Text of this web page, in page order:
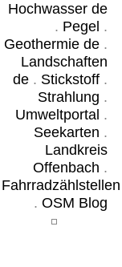
Hochwasser de
. Pegel .
Geothermie de.
Landschaften
de. Stickstoff.
Strahlung .
Umweltportal .
Seekarten .
Landkreis
Offenbach .
Fahrradzählstellen
. OSM Blog